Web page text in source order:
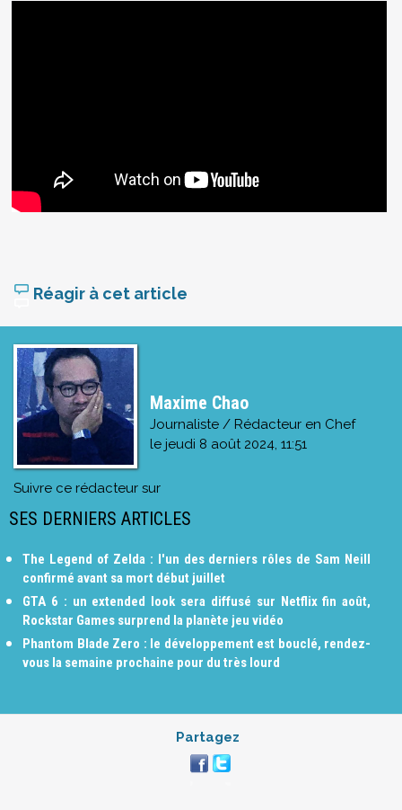
Réagir à cet article
Maxime Chao
Journaliste / Rédacteur en Chef
le jeudi 8 août 2024, 11:51
Suivre ce rédacteur sur
SES DERNIERS ARTICLES
The Legend of Zelda : l'un des derniers rôles de Sam Neill
confirmé avant sa mort début juillet
GTA 6 : un extended look sera diffusé sur Netflix fin août,
Rockstar Games surprend la planète jeu vidéo
Phantom Blade Zero : le développement est bouclé, rendez-
vous la semaine prochaine pour du très lourd
Partagez